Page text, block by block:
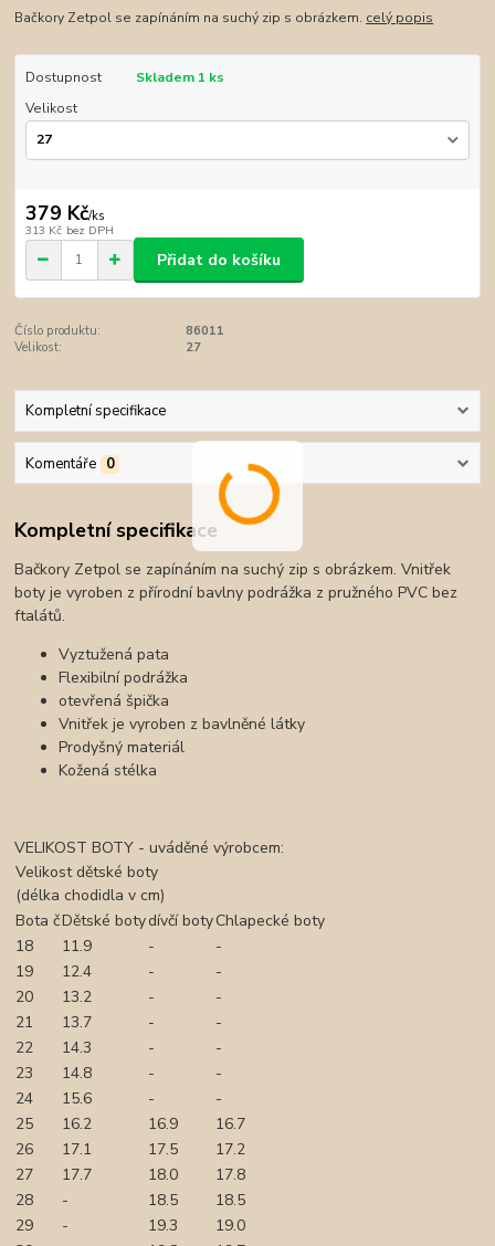
Bačkory Zetpol se zapínáním na suchý zip s obrázkem. celý popis
Dostupnost
Skladem 1 ks
Velikost
379 Kč/ks
313 Kč bez DPH
Přidat do košíku
Číslo produktu:
86011
Velikost:
27
Kompletní specifikace
Komentáře 0
Kompletní specifikace
Bačkory Zetpol se zapínáním na suchý zip s obrázkem. Vnitřek
boty je vyroben z přírodní bavlny podrážka z pružného PVC bez
ftalátů.
Vyztužená pata
Flexibilní podrážka
otevřená špička
Vnitřek je vyroben z bavlněné látky
Prodyšný materiál
Kožená stélka
VELIKOST BOTY - uváděné výrobcem:
Velikost dětské boty
(délka chodidla v cm)
Bota čDětské botydívčí botyChlapecké boty
18
11.9 -
-
19
12.4 -
-
20
13.2 -
-
21
13.7 -
-
22
14.3 -
-
23
14.8 -
-
24
15.6 -
-
25
16.2 16.9
16.7
26
17.1 17.5
17.2
27
17.7 18.0
17.8
28
- 18.5
18.5
29
- 19.3
19.0